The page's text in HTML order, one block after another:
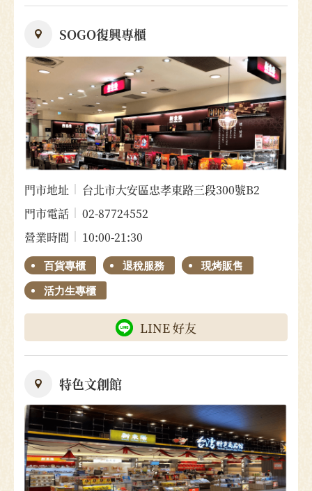
SOGO復興專櫃
門市地址
台北市大安區忠孝東路三段300號B2
門市電話
02-87724552
營業時間
10:00-21:30
百貨專櫃 退稅服務 現烤販售
活力生專櫃
LINE 好友
特色文創館